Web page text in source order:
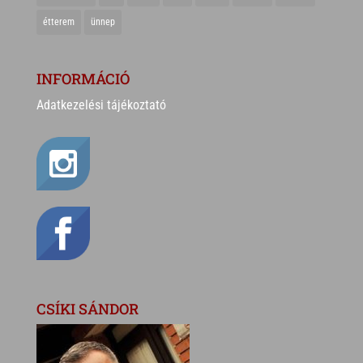
étterem ünnep
INFORMÁCIÓ
Adatkezelési tájékoztató
CSÍKI SÁNDOR